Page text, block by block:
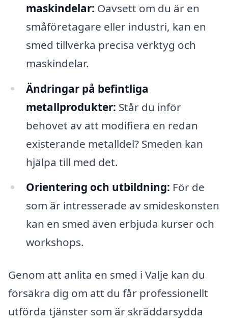
maskindelar: Oavsett om du är en
småföretagare eller industri, kan en
smed tillverka precisa verktyg och
maskindelar.
Ändringar på befintliga
metallprodukter: Står du inför
behovet av att modifiera en redan
existerande metalldel? Smeden kan
hjälpa till med det.
Orientering och utbildning: För de
som är intresserade av smideskonsten
kan en smed även erbjuda kurser och
workshops.
Genom att anlita en smed i Valje kan du
försäkra dig om att du får professionellt
utförda tjänster som är skräddarsydda